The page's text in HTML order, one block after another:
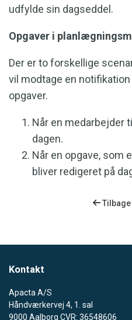
udfylde sin dagseddel.
Opgaver i
Der er to forskellige
vil modtage en
opgaver.
Når en medarbejder
dagen.
Når en opgave, som
bliver redigeret på
Kontakt
Apacta A/S
Håndværkervej 4, 1. sal
9000 Aalborg CVR: 36548606